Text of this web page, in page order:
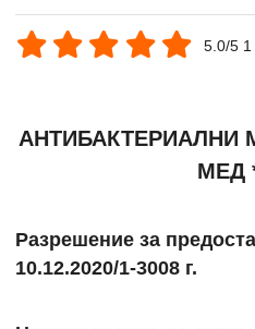
5.0/5 1
АНТИБАКТЕРИАЛНИ
МЕД
Разрешение за
10.12.2020/1-3008 г.